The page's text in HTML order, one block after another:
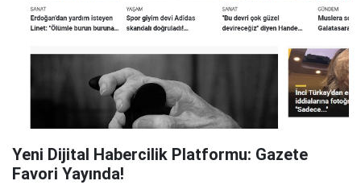
Yeni Dijital Habercilik Platformu: Gazete
Favori Yayında!